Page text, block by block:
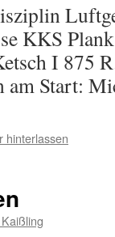
KKS
I 875
am Start:
hinterlassen